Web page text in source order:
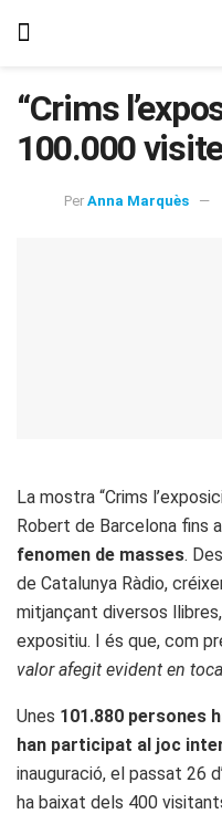
“Crims
100.000
Per Anna Marquès
La mostra “Crims
Robert de Barcelona fins
fenomen de masses.
de Catalunya Ràdio,
mitjançant diversos
expositiu. I és que, com
valor afegit evident en
Unes 101.880 persones
han participat al joc
inauguració, el passat 26
ha baixat dels 400